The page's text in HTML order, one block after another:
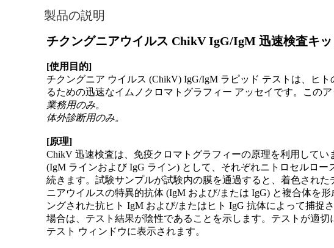
製品の説明
チクングニアウイルス ChikV IgG/IgM 迅速検査キ
[使用目的]
チクングニア ウイルス (ChikV) IgG/IgM ラピッド テストは、ヒ
るための迅速なイムノクロマトグラフィー アッセイです。この
業務用のみ。
体外診断用のみ。
[原理]
ChikV 迅速検査は、免疫クロマトグラフィーの原理を利用して
(IgM ラインおよび IgG ライン) として、それぞれニトロセルロ
続きます。試験サンプルが試験内の膜を通過すると、着色され
ニアウイルスの特異的抗体 (IgM および/または IgG) と複合体を
ングされた抗ヒト IgM および/またはヒト IgG 抗体によって捕
場合は、テスト結果が陰性であることを示します。テストが適
テスト ウィンドウに表示されます。